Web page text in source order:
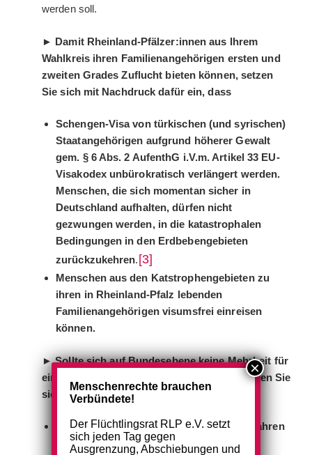
werden soll.
► Damit Rheinland-Pfälzer:innen aus Ihrem
Wahlkreis ihren Familienangehörigen ersten und
zweiten Grades Zuflucht bieten können, setzen
Sie sich mit Nachdruck dafür ein, dass
Schengen-Visa von türkischen (und syrischen)
Staatangehörigen aufgrund höherer Gewalt
gem. § 6 Abs. 2 AufenthG i.V.m. Artikel 33 EU-
Visakodex unbürokratisch verlängert werden.
Menschen, die sich momentan sicher in
Deutschland aufhalten, dürfen nicht
gezwungen werden, in die katastrophalen
Bedingungen in den Erdbebengebieten
zurückzukehren. [3]
Menschen aus den Katstrophengebieten zu
ihren in Rheinland-Pfalz lebenden
Familienangehörigen visumsfrei einreisen
können.
►Sollte sich auf Bundesebene keine Mehrheit für
eine visumsfreie Einreise finden lassen, setzen Sie
sich mit Nachdruck dafür ein, dass
es wirkliche Erleichterungen für Visaverfahren
von in den Erdbebengebieten lebenden
Menschenrechte brauchen
Verbündete!
Der Flüchtlingsrat RLP e.V. setzt
sich jeden Tag gegen
Ausgrenzung, Abschiebungen und